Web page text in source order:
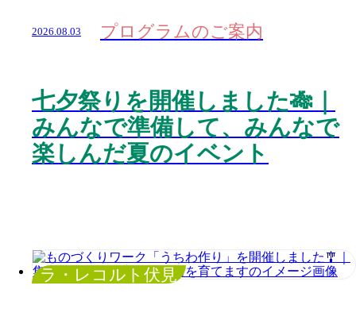
2026.08.03 プログラムのご案内
七夕祭りを開催しました🎋｜
みんなで準備して、みんなで
楽しんだ夏のイベント
ラ・レコルト伏見